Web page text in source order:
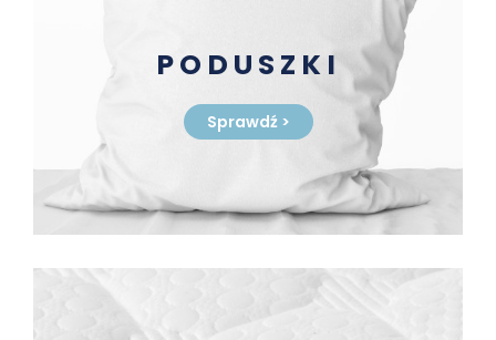
PODUSZKI
Sprawdź >